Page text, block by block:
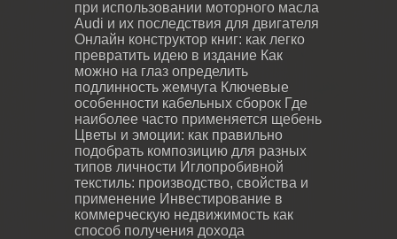
при использовании моторного масла
Audi и их последствия для двигателя
Онлайн конструктор книг: как легко
превратить идею в издание Как
можно на глаз определить
подлинность жемчуга Ключевые
особенности кабельных сборок Где
наиболее часто применяется щебень
Цветы и эмоции: как правильно
подобрать композицию для разных
типов личности Иглопробивной
текстиль: производство, свойства и
применение Инвестирование в
коммерческую недвижимость как
способ получения дохода